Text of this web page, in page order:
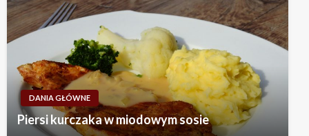
DANIA GŁÓWNE
Piersi kurczaka w miodowym sosie